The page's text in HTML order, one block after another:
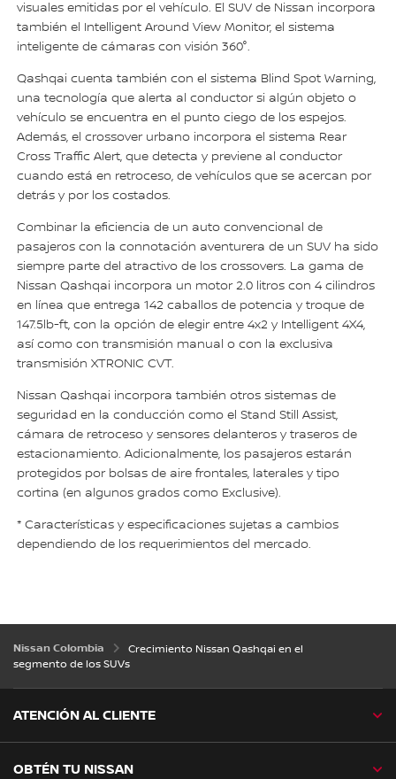
visuales emitidas por el vehículo. El SUV de Nissan incorpora
también el Intelligent Around View Monitor, el sistema
inteligente de cámaras con visión 360°.
Qashqai cuenta también con el sistema Blind Spot Warning,
una tecnología que alerta al conductor si algún objeto o
vehículo se encuentra en el punto ciego de los espejos.
Además, el crossover urbano incorpora el sistema Rear
Cross Traffic Alert, que detecta y previene al conductor
cuando está en retroceso, de vehículos que se acercan por
detrás y por los costados.
Combinar la eficiencia de un auto convencional de
pasajeros con la connotación aventurera de un SUV ha sido
siempre parte del atractivo de los crossovers. La gama de
Nissan Qashqai incorpora un motor 2.0 litros con 4 cilindros
en línea que entrega 142 caballos de potencia y troque de
147.5lb-ft, con la opción de elegir entre 4x2 y Intelligent 4X4,
así como con transmisión manual o con la exclusiva
transmisión XTRONIC CVT.
Nissan Qashqai incorpora también otros sistemas de
seguridad en la conducción como el Stand Still Assist,
cámara de retroceso y sensores delanteros y traseros de
estacionamiento. Adicionalmente, los pasajeros estarán
protegidos por bolsas de aire frontales, laterales y tipo
cortina (en algunos grados como Exclusive).
* Características y especificaciones sujetas a cambios
dependiendo de los requerimientos del mercado.
Nissan Colombia
Crecimiento Nissan Qashqai en el
segmento de los SUVs
ATENCIÓN AL CLIENTE
OBTÉN TU NISSAN